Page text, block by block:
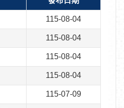
115-08-04
115-08-04
115-08-04
115-08-04
115-07-09